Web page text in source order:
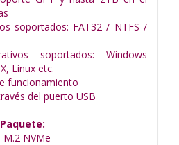
soportados: FAT32 / NTFS /
soportados: Windows
Linux etc.
funcionamiento
del puerto USB
M.2 NVMe